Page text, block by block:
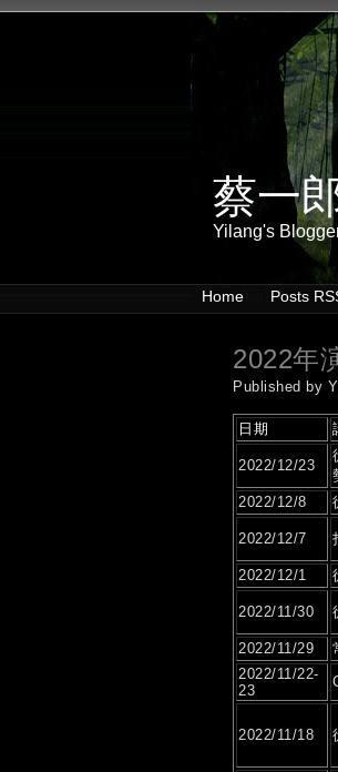
蔡一
Yilang's
Home Posts
2022年
Published by
日期
2022/12/23
2022/12/8
2022/12/7
2022/12/1
2022/11/30
2022/11/29
2022/11/22-
23
2022/11/18